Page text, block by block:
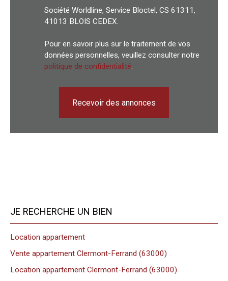
Société Worldline, Service Bloctel, CS 61311,
41013 BLOIS CEDEX.
Pour en savoir plus sur le traitement de vos
données personnelles, veuillez consulter notre
politique de confidentialité.
Recevoir des annonces
JE RECHERCHE UN BIEN
Location appartement
Vente appartement Clermont-Ferrand (63000)
Location appartement Clermont-Ferrand (63000)